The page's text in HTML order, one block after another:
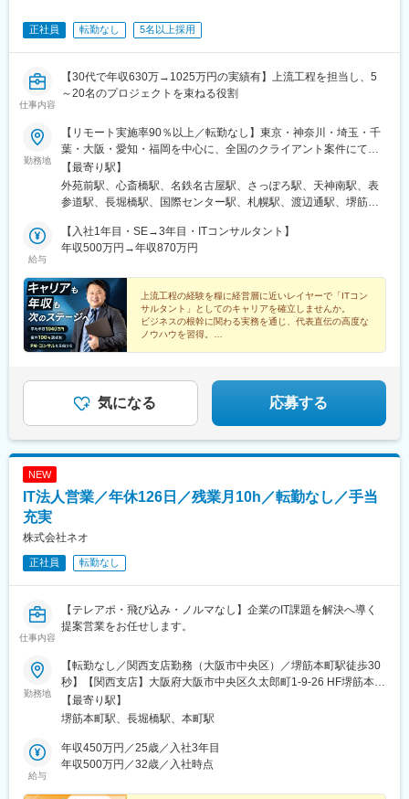
正社員 転勤なし 5名以上採用
仕事内容
【30代で年収630万→1025万円の実績有】上流工程を担当し、5
～20名のプロジェクトを束ねる役割
勤務地
【リモート実施率90％以上／転勤なし】東京・神奈川・埼玉・千
葉・大阪・愛知・福岡を中心に、全国のクライアント案件にて募
集案件はすべて選択制なので、「自分に合った働き方」を実現で
きます。また、リモートで働ける人材として必要なスキルを身に
つけられる環境が整っているため、経験を積むことで携われる案
ロジェクトは完全選択制です。※帰社日や日報はありません。【出
社される場合】■本社／東京都港区南青山3丁目1番36号青山丸竹
トロ銀座線「外苑前駅」より徒歩3分各線「表参道駅」より徒歩6
分【受動喫煙対策】本社：有（オフィス内禁煙）プロジェクト
先：各社規定に則る
【最寄り駅】
外苑前駅、心斎橋駅、名鉄名古屋駅、さっぽろ駅、天神南駅、表
参道駅、長堀橋駅、国際センター駅、札幌駅、渡辺通駅、堺筋本
給与
【入社1年目・SE→3年目・ITコンサルタント】
年収500万円→年収870万円
上流工程の経験を糧に経営層に近いレイヤーで「ITコン
サルタント」としてのキャリアを確立しませんか。
ビジネスの根幹に関わる実務を通じ、代表直伝の高度な
ノウハウを習得。
気になる 応募する
NEW
IT法人営業／年休126日／残業月10h／転勤なし／手当
充実
株式会社ネオ
正社員 転勤なし
仕事内容
【テレアポ・飛び込み・ノルマなし】企業のIT課題を解決へ導く
提案営業をお任せします。
勤務地
【転勤なし／関西支店勤務（大阪市中央区）／堺筋本町駅徒歩30
秒】【関西支店】大阪府大阪市中央区久太郎町1-9-26 HF堺筋本町
ビルディング9階＜アクセス＞中央線・堺筋線「堺筋本町駅」から
徒歩30秒【受動喫煙対策】あり／屋内喫煙可能場所あり
【最寄り駅】
堺筋本町駅、長堀橋駅、本町駅
給与
年収450万円／25歳／入社3年目
年収500万円／32歳／入社時点